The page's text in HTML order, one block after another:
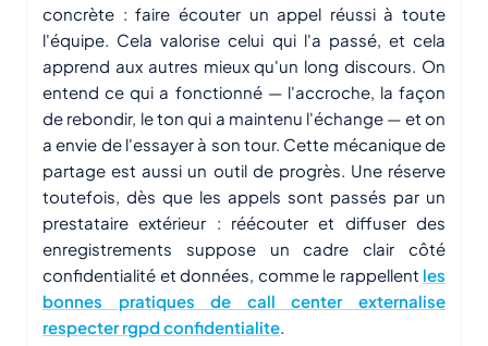
concrète : faire écouter un appel réussi à toute
l'équipe. Cela valorise celui qui l'a passé, et cela
apprend aux autres mieux qu'un long discours. On
entend ce qui a fonctionné — l'accroche, la façon
de rebondir, le ton qui a maintenu l'échange — et on
a envie de l'essayer à son tour. Cette mécanique de
partage est aussi un outil de progrès. Une réserve
toutefois, dès que les appels sont passés par un
prestataire extérieur : réécouter et diffuser des
enregistrements suppose un cadre clair côté
confidentialité et données, comme le rappellent les
bonnes pratiques de call center externalise
respecter rgpd confidentialite.